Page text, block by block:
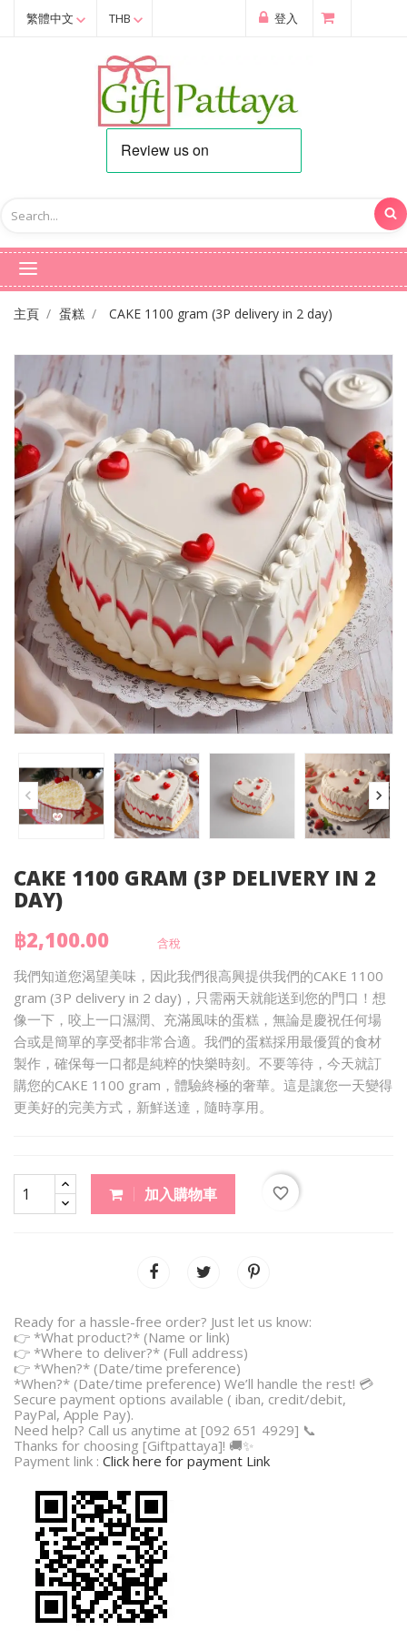
繁體中文 THB 登入
主頁 蛋糕 CAKE 1100 gram (3P delivery in 2 day)
CAKE 1100 GRAM (3P DELIVERY IN 2
DAY)
฿2,100.00
含稅
我們知道您渴望美味，因此我們很高興提供我們的CAKE 1100
gram (3P delivery in 2 day)，只需兩天就能送到您的門口！想
像一下，咬上一口濕潤、充滿風味的蛋糕，無論是慶祝任何場
合或是簡單的享受都非常合適。我們的蛋糕採用最優質的食材
製作，確保每一口都是純粹的快樂時刻。不要等待，今天就訂
購您的CAKE 1100 gram，體驗終極的奢華。這是讓您一天變得
更美好的完美方式，新鮮送達，隨時享用。
加入購物車 favorite_border
Ready for a hassle-free order? Just let us know:
👉 *What product?* (Name or link)
👉 *Where to deliver?* (Full address)
👉 *When?* (Date/time preference)
*When?* (Date/time preference) We’ll handle the rest! 💳
Secure payment options available ( iban, credit/debit,
PayPal, Apple Pay).
Need help? Call us anytime at [092 651 4929] 📞
Thanks for choosing [Giftpattaya]! 🚚✨
Payment link : Click here for payment Link